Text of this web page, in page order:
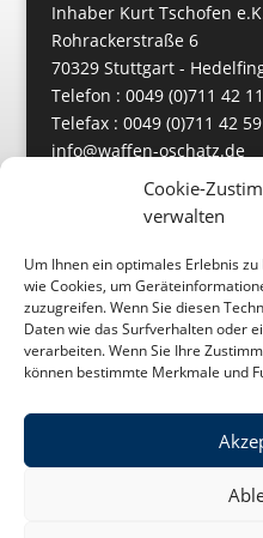
Cookie-
verwalten
Um Ihnen ein optimales Erlebnis
wie Cookies, um
zuzugreifen. Wenn Sie diesen
Daten wie das Surfverhalten oder
verarbeiten. Wenn Sie Ihre
können bestimmte Merkmale und
Inhaber Kurt Tschofen
Rohrackerstraße 6
70329 Stuttgart -
Telefon : 0049 (0)711 42
Telefax : 0049 (0)711 42
info@waffen-oschatz.de
https://www.waffen-
Cookie-